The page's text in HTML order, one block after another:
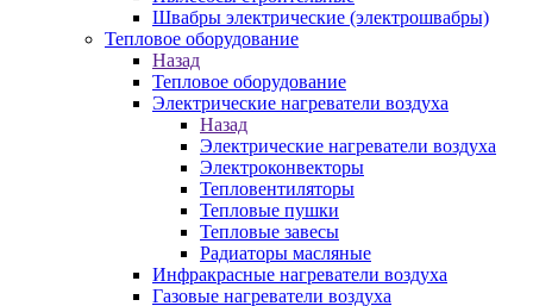
Швабры электрические (электрошвабры)
Тепловое оборудование
Назад
Тепловое оборудование
Электрические нагреватели воздуха
Назад
Электрические нагреватели воздуха
Электроконвекторы
Тепловентиляторы
Тепловые пушки
Тепловые завесы
Радиаторы масляные
Инфракрасные нагреватели воздуха
Газовые нагреватели воздуха